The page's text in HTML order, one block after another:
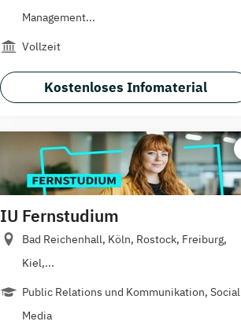
Management...
Vollzeit
Kostenloses Infomaterial
IU Fernstudium
Bad Reichenhall, Köln, Rostock, Freiburg,
Kiel,...
Public Relations und Kommunikation, Social
Media